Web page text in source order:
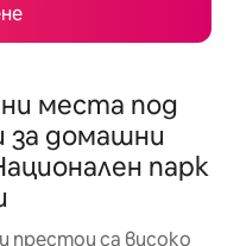
места под
за домашни
парк
престои са високо